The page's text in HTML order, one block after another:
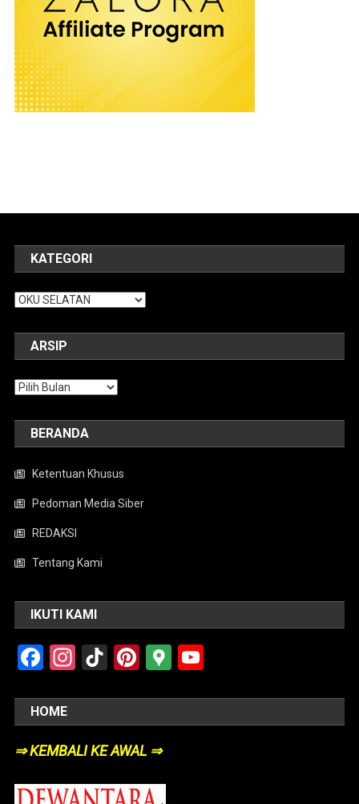
KATEGORI
Kategori
ARSIP
Arsip
BERANDA
Ketentuan Khusus
Pedoman Media Siber
REDAKSI
Tentang Kami
IKUTI KAMI
Facebook
Instagram
TikTokPinterest
Google
HOME
⇒ KEMBALI KE AWAL ⇒